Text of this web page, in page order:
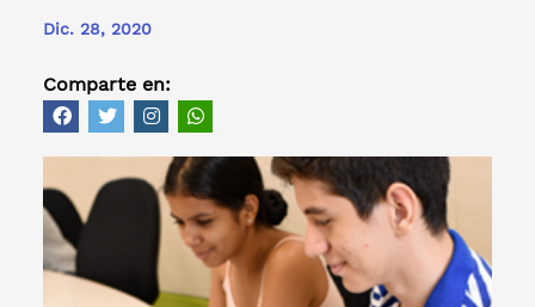
Dic. 28, 2020
Comparte en: